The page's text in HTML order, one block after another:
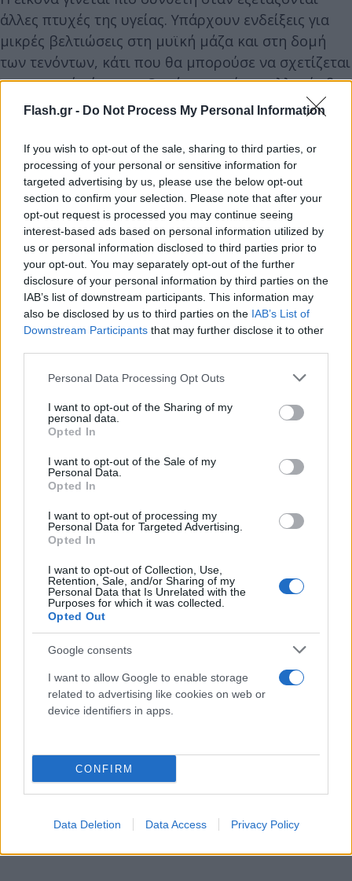
Flash.gr - Do Not Process My Personal Information
If you wish to opt-out of the sale, sharing to third parties, or
processing of your personal or sensitive information for
targeted advertising by us, please use the below opt-out
section to confirm your selection. Please note that after your
opt-out request is processed you may continue seeing
interest-based ads based on personal information utilized by
us or personal information disclosed to third parties prior to
your opt-out. You may separately opt-out of the further
disclosure of your personal information by third parties on the
IAB’s list of downstream participants. This information may
also be disclosed by us to third parties on the IAB’s List of
Downstream Participants that may further disclose it to other
Please note that this website/app uses one or more Google
not limited to your visit or usage behaviour. You may click to
grant or deny consent to Google and its third-party tags to
use your data for below specified purposes in below Google
consent section.
Personal Data Processing Opt Outs
I want to opt-out of the Sharing of my
personal data.
Opted In
I want to opt-out of the Sale of my
Personal Data.
Opted In
I want to opt-out of processing my
Personal Data for Targeted Advertising.
Opted In
I want to opt-out of Collection, Use,
Retention, Sale, and/or Sharing of my
Personal Data that Is Unrelated with the
Purposes for which it was collected.
Opted Out
Google consents
I want to allow Google to enable storage
related to advertising like cookies on web or
device identifiers in apps.
CONFIRM
Data Deletion Data Access Privacy Policy
άλλες πτυχές της υγείας. Υπάρχουν ενδείξεις για
μικρές βελτιώσεις στη μυϊκή μάζα και στη δομή
των τενόντων, κάτι που θα μπορούσε να σχετίζεται
με την υγιή γήρανση. Ωστόσο, αυτές οι αλλαγές δεν
μεταφράζονται απαραίτητα σε καλύτερη απόδοση
Συγκεκριμένα, η ανάλυση δεν εντόπισε ουσιαστικά
οφέλη σε τομείς όπως στη μυϊκή καταπόνηση μετά
την προπόνηση, την αντοχή ή την ενίσχυση της
δύναμης. Αυτό σημαίνει ότι το κολλαγόνο δεν
λειτουργεί ως «ενισχυτής» επιδόσεων, παρά τις
σχετικές διαφημιστικές υποσχέσεις.
Ακόμη πιο ασαφή είναι τα δεδομένα για την
καρδιομεταβολική υγεία. Παράγοντες όπως η
χοληστερόλη, η αρτηριακή πίεση και το σάκχαρο
Το ίδιο ισχύει και για τη στοματική υγεία, όπου τα
αποτελέσματα είναι είτε περιορισμένα είτε
αντικρουόμενα.